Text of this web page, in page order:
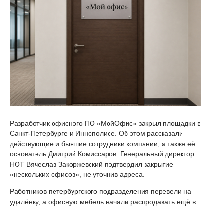
Разработчик офисного ПО «МойОфис» закрыл площадки в
Санкт-Петербурге и Иннополисе. Об этом рассказали
действующие и бывшие сотрудники компании, а также её
основатель Дмитрий Комиссаров. Генеральный директор
НОТ Вячеслав Закоржевский подтвердил закрытие
«нескольких офисов», не уточнив адреса.
Работников петербургского подразделения перевели на
удалёнку, а офисную мебель начали распродавать ещё в